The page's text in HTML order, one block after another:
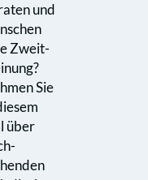
und
Zweit­
Sie
über